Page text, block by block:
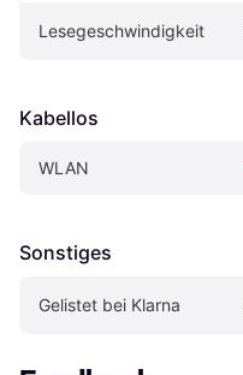
Lesegeschwindigkeit
Kabellos
WLAN
Sonstiges
Gelistet bei Klarna